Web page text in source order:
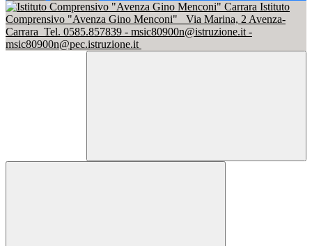
Istituto
Comprensivo "Avenza Gino Menconi"
Via Marina, 2 Avenza-
Carrara Tel. 0585.857839 - msic80900n@istruzione.it -
msic80900n@pec.istruzione.it